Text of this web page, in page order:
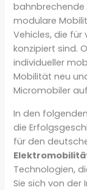
bahnbrechende
modulare
Vehicles, die für
konzipiert sind.
individueller
Mobilität neu
Micromobiler
In den
die
für den
Technologien,
Sie sich von